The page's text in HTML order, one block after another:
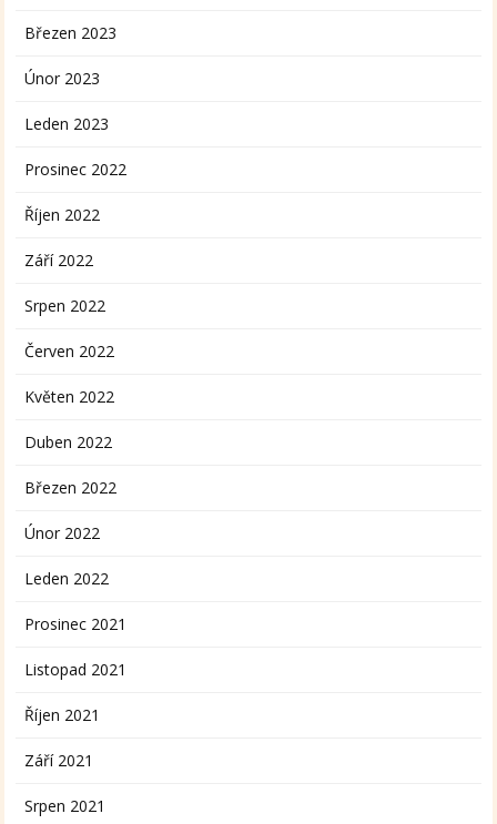
Březen 2023
Únor 2023
Leden 2023
Prosinec 2022
Říjen 2022
Září 2022
Srpen 2022
Červen 2022
Květen 2022
Duben 2022
Březen 2022
Únor 2022
Leden 2022
Prosinec 2021
Listopad 2021
Říjen 2021
Září 2021
Srpen 2021